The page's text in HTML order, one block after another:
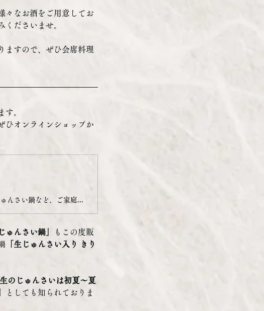
々なお酒をご用意してお
くださいませ。
ますので、ぜひ会席料理
す。
ひオンラインショップか
店舗で実際に提供しているきりたんぽ鍋や期間限定のじゅんさい鍋など、ご家庭で楽しめる鍋セットを通販にてご用意しております。お土産やギフトにもピッタリです。
ゅんさい鍋」
もこの度販
「生じゅんさい入り きり
生のじゅんさいは初夏〜夏
としても知られておりま